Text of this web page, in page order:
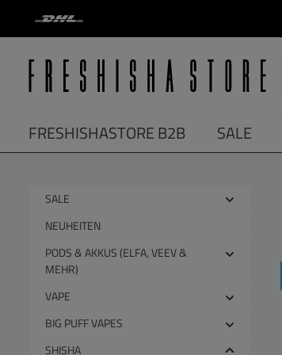
Zur Hauptnavigation springen
FRESHISHASTORE B2B SALE
SALE
NEUHEITEN
PODS & AKKUS (ELFA, VEEV &
MEHR)
VAPE
BIG PUFF VAPES
SHISHA